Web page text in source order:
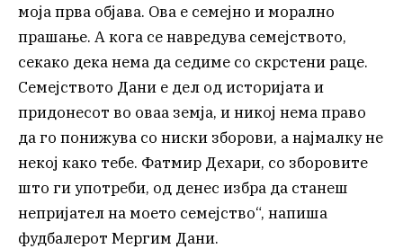
моја прва објава. Ова е семејно и морално
прашање. А кога се навредува семејството,
секако дека нема да седиме со скрстени раце.
Семејството Дани е дел од историјата и
придонесот во оваа земја, и никој нема право
да го понижува со ниски зборови, а најмалку не
некој како тебе. Фатмир Дехари, со зборовите
што ги употреби, од денес избра да станеш
непријател на моето семејство“, напиша
фудбалерот Мергим Дани.